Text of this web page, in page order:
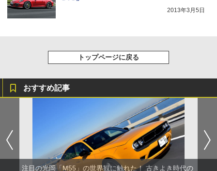
2013年3月5日
トップページに戻る
おすすめ記事
注目の光岡「M55」の世界観に触れた！ 古きよき時代の